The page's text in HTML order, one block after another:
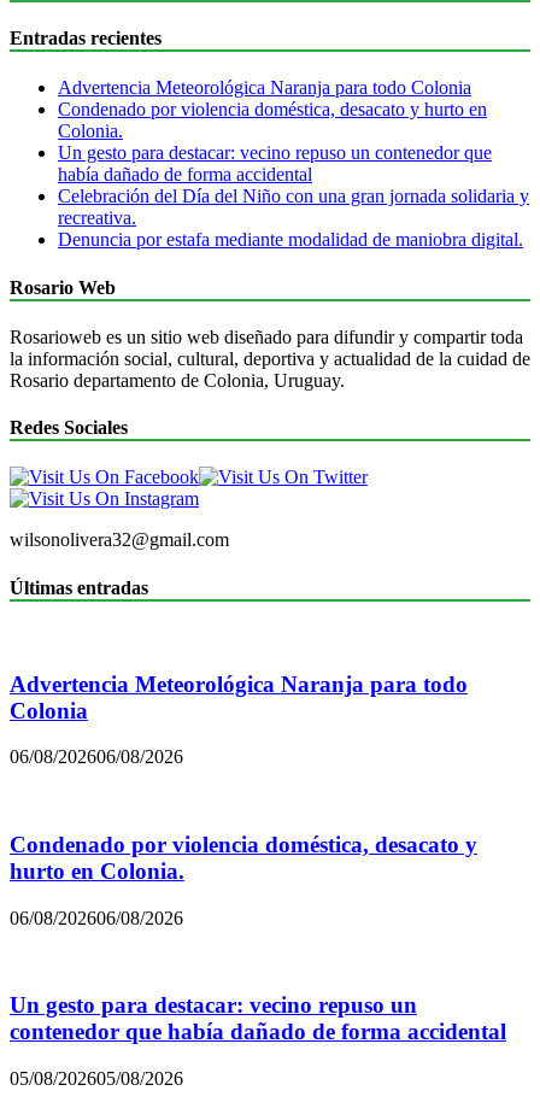
Entradas recientes
Advertencia Meteorológica Naranja para todo Colonia
Condenado por violencia doméstica, desacato y hurto en
Colonia.
Un gesto para destacar: vecino repuso un contenedor que
había dañado de forma accidental
Celebración del Día del Niño con una gran jornada solidaria y
recreativa.
Denuncia por estafa mediante modalidad de maniobra digital.
Rosario Web
Rosarioweb es un sitio web diseñado para difundir y compartir toda
la información social, cultural, deportiva y actualidad de la cuidad de
Rosario departamento de Colonia, Uruguay.
Redes Sociales
wilsonolivera32@gmail.com
Últimas entradas
Advertencia Meteorológica Naranja para todo
Colonia
06/08/202606/08/2026
Condenado por violencia doméstica, desacato y
hurto en Colonia.
06/08/202606/08/2026
Un gesto para destacar: vecino repuso un
contenedor que había dañado de forma accidental
05/08/202605/08/2026